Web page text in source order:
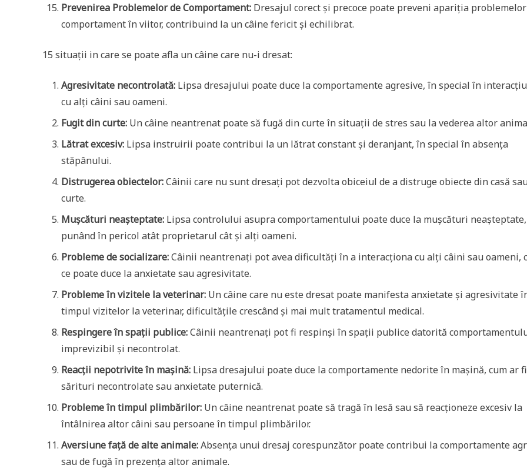
Prevenirea Problemelor de Comportament: Dresajul corect și precoce poate preveni apariția
comportament în viitor, contribuind la un câine fericit și echilibrat.
15 situații in care se poate afla un câine care nu-i dresat:
Agresivitate necontrolată: Lipsa dresajului poate duce la comportamente agresive, în special în
cu alți câini sau oameni.
Fugit din curte: Un câine neantrenat poate să fugă din curte în situații de stres sau la vederea altor
Lătrat excesiv: Lipsa instruirii poate contribui la un lătrat constant și deranjant, în special în absența
stăpânului.
Distrugerea obiectelor:Câinii care nu sunt dresați pot dezvolta obiceiul de a distruge obiecte din casă
curte.
Mușcături neașteptate: Lipsa controlului asupra comportamentului poate duce la mușcături neașteptate,
punând în pericol atât proprietarul cât și alți oameni.
Probleme de socializare:Câinii neantrenați pot avea dificultăți în a interacționa cu alți câini sau oameni,
ce poate duce la anxietate sau agresivitate.
Probleme în vizitele la veterinar: Un câine care nu este dresat poate manifesta anxietate și agresivitate
timpul vizitelor la veterinar, dificultățile crescând și mai mult tratamentul medical.
Respingere în spații publice:Câinii neantrenați pot fi respinși în spații publice datorită
imprevizibil și necontrolat.
Reacții nepotrivite în mașină: Lipsa dresajului poate duce la comportamente nedorite în mașină, cum ar fi
sărituri necontrolate sau anxietate puternică.
Probleme în timpul plimbărilor: Un câine neantrenat poate să tragă în lesă sau să reacționeze excesiv la
întâlnirea altor câini sau persoane în timpul plimbărilor.
Aversiune față de alte animale:Absența unui dresaj corespunzător poate contribui la comportamente
sau de fugă în prezența altor animale.